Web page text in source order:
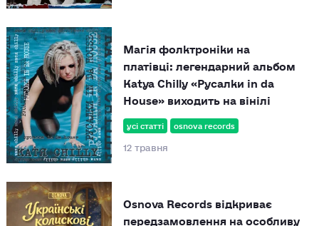
усі статті osnova records
12 травня
Магія фолктроніки на
платівці: легендарний альбом
Katya Chilly «Русалки in da
House» виходить на вінілі
Osnova Records відкриває
передзамовлення на особливу